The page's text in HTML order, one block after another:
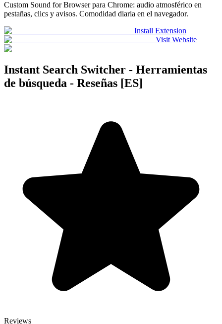
Custom Sound for Browser para Chrome: audio atmosférico en
pestañas, clics y avisos. Comodidad diaria en el navegador.
Install Extension
Visit Website
Instant Search Switcher - Herramientas
de búsqueda - Reseñas [ES]
Reviews